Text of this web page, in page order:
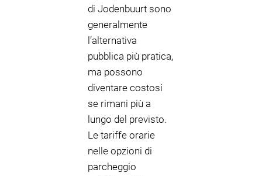
di Jodenbuurt sono
generalmente
l’alternativa
pubblica più pratica,
ma possono
diventare costosi
se rimani più a
lungo del previsto.
Le tariffe orarie
nelle opzioni di
parcheggio